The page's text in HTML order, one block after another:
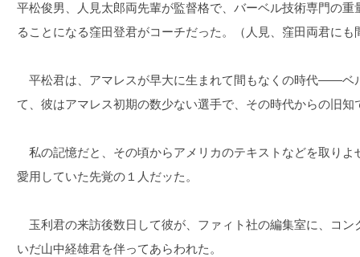
平松俊男、人見太郎両先輩が監督格で、バーベル技術専門の
ることになる窪田登君がコーチだった。（人見、窪田両君に
平松君は、アマレスが早大に生まれて間もなくの時代――ベ
て、彼はアマレス初期の数少ない選手で、その時代からの旧知
私の記憶だと、その頃からアメリカのテキストなどを取りよ
愛用していた先覚の１人だッた。
玉利君の来訪後数日して彼が、ファィト社の編集室に、コン
いだ山中経雄君を伴ってあらわれた。